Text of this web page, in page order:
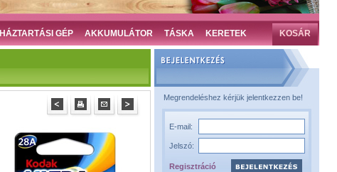
HÁZTARTÁSI GÉP AKKUMULÁTOR TÁSKA KERETEK KOSÁR
Megrendeléshez kérjük jelentkezzen be!
E-mail:
Jelszó:
Regisztráció